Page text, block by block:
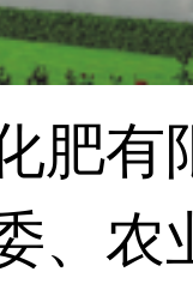
肥有
、农